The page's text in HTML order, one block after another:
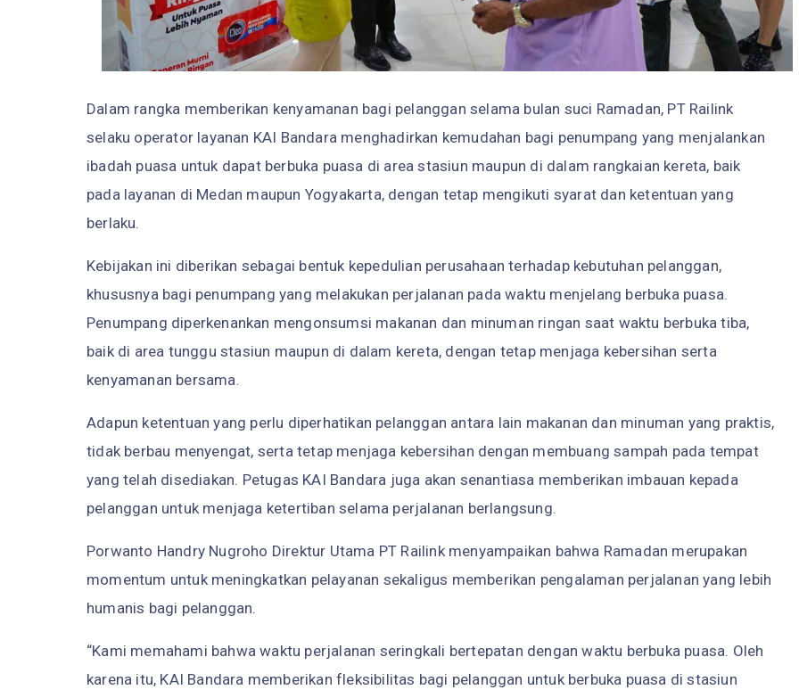
Dalam rangka memberikan kenyamanan bagi pelanggan selama bulan suci Ramadan, PT Railink
selaku operator layanan KAI Bandara menghadirkan kemudahan bagi penumpang yang menjalankan
ibadah puasa untuk dapat berbuka puasa di area stasiun maupun di dalam rangkaian kereta, baik
pada layanan di Medan maupun Yogyakarta, dengan tetap mengikuti syarat dan ketentuan yang
berlaku.
Kebijakan ini diberikan sebagai bentuk kepedulian perusahaan terhadap kebutuhan pelanggan,
khususnya bagi penumpang yang melakukan perjalanan pada waktu menjelang berbuka puasa.
Penumpang diperkenankan mengonsumsi makanan dan minuman ringan saat waktu berbuka tiba,
baik di area tunggu stasiun maupun di dalam kereta, dengan tetap menjaga kebersihan serta
kenyamanan bersama.
Adapun ketentuan yang perlu diperhatikan pelanggan antara lain makanan dan minuman yang praktis,
tidak berbau menyengat, serta tetap menjaga kebersihan dengan membuang sampah pada tempat
yang telah disediakan. Petugas KAI Bandara juga akan senantiasa memberikan imbauan kepada
pelanggan untuk menjaga ketertiban selama perjalanan berlangsung.
Porwanto Handry Nugroho Direktur Utama PT Railink menyampaikan bahwa Ramadan merupakan
momentum untuk meningkatkan pelayanan sekaligus memberikan pengalaman perjalanan yang lebih
humanis bagi pelanggan.
“Kami memahami bahwa waktu perjalanan seringkali bertepatan dengan waktu berbuka puasa. Oleh
karena itu, KAI Bandara memberikan fleksibilitas bagi pelanggan untuk berbuka puasa di stasiun